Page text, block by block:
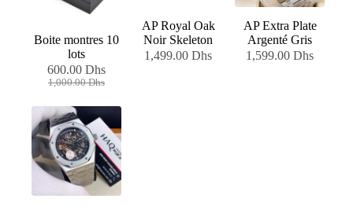
Boite montres 10
lots
1,000.00Dhs
Le
initial
était :
1,000.00 Dhs.
600.00Dhs
Le
actuel
est :
600.00 Dhs.
AP Royal Oak
Noir Skeleton
1,499.00Dhs
AP Extra Plate
Argenté Gris
1,599.00Dhs